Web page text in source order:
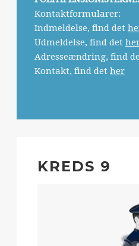
Kontaktformularer:
Indmeldelse, find det
Udmeldelse, find det
Adresseændring, find
Kontakt, find det her
KREDS 9